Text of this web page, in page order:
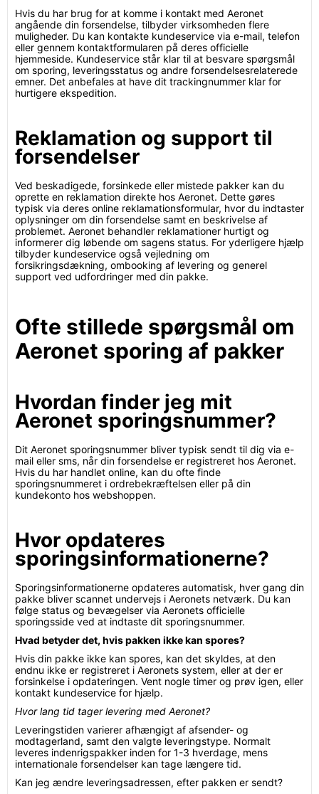
Hvis du har brug for at komme i kontakt med Aeronet
angående din forsendelse, tilbyder virksomheden flere
muligheder. Du kan kontakte kundeservice via e-mail, telefon
eller gennem kontaktformularen på deres officielle
hjemmeside. Kundeservice står klar til at besvare spørgsmål
om sporing, leveringsstatus og andre forsendelsesrelaterede
emner. Det anbefales at have dit trackingnummer klar for
hurtigere ekspedition.
Reklamation og support til
forsendelser
Ved beskadigede, forsinkede eller mistede pakker kan du
oprette en reklamation direkte hos Aeronet. Dette gøres
typisk via deres online reklamationsformular, hvor du indtaster
oplysninger om din forsendelse samt en beskrivelse af
problemet. Aeronet behandler reklamationer hurtigt og
informerer dig løbende om sagens status. For yderligere hjælp
tilbyder kundeservice også vejledning om
forsikringsdækning, ombooking af levering og generel
support ved udfordringer med din pakke.
Ofte stillede spørgsmål om
Aeronet sporing af pakker
Hvordan finder jeg mit
Aeronet sporingsnummer?
Dit Aeronet sporingsnummer bliver typisk sendt til dig via e-
mail eller sms, når din forsendelse er registreret hos Aeronet.
Hvis du har handlet online, kan du ofte finde
sporingsnummeret i ordrebekræftelsen eller på din
kundekonto hos webshoppen.
Hvor opdateres
sporingsinformationerne?
Sporingsinformationerne opdateres automatisk, hver gang din
pakke bliver scannet undervejs i Aeronets netværk. Du kan
følge status og bevægelser via Aeronets officielle
sporingsside ved at indtaste dit sporingsnummer.
Hvad betyder det, hvis pakken ikke kan spores?
Hvis din pakke ikke kan spores, kan det skyldes, at den
endnu ikke er registreret i Aeronets system, eller at der er
forsinkelse i opdateringen. Vent nogle timer og prøv igen, eller
kontakt kundeservice for hjælp.
Hvor lang tid tager levering med Aeronet?
Leveringstiden varierer afhængigt af afsender- og
modtagerland, samt den valgte leveringstype. Normalt
leveres indenrigspakker inden for 1-3 hverdage, mens
internationale forsendelser kan tage længere tid.
Kan jeg ændre leveringsadressen, efter pakken er sendt?